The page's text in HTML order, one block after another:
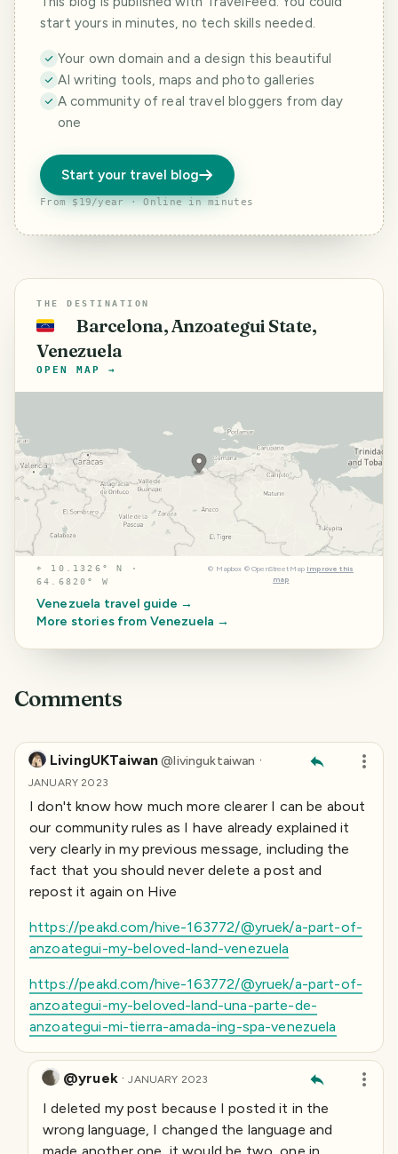
start yours in minutes, no tech skills needed.
Your own domain and a design this beautiful
AI writing tools, maps and photo galleries
A community of real travel bloggers from day
one
Start your travel blog
From $19/year · Online in minutes
THE DESTINATION
🇻🇪
Barcelona, Anzoategui State,
Venezuela
OPEN MAP →
⌖ 10.1326° N ·
64.6820° W
© Mapbox © OpenStreetMap Improve this
map
Venezuela travel guide →
More stories from Venezuela →
Comments
LivingUKTaiwan@livinguktaiwan ·
JANUARY 2023
I don't know how much more clearer I can be about
our community rules as I have already explained it
very clearly in my previous message, including the
fact that you should never delete a post and
repost it again on Hive
https://peakd.com/hive-163772/@yruek/a-part-of-
anzoategui-my-beloved-land-venezuela
https://peakd.com/hive-163772/@yruek/a-part-of-
anzoategui-my-beloved-land-una-parte-de-
anzoategui-mi-tierra-amada-ing-spa-venezuela
@yruek ·JANUARY 2023
I deleted my post because I posted it in the
wrong language, I changed the language and
made another one, it would be two, one in